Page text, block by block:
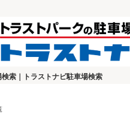
索｜トラストナビ駐車場検索